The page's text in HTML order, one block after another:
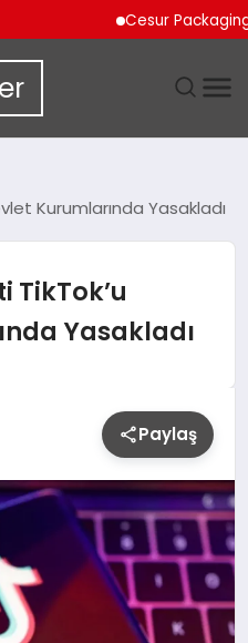
Cesur Packaging,
Kurumlarında Yasakladı
TikTok’u
Yasakladı
Paylaş